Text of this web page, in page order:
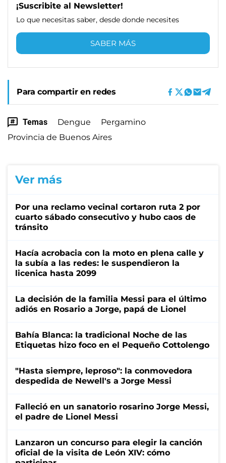
¡Suscribite al Newsletter!
Lo que necesitas saber, desde donde necesites
SABER MÁS
Para compartir en redes
Temas Dengue
Pergamino
Provincia de Buenos Aires
Ver más
Por una reclamo vecinal cortaron ruta 2 por
cuarto sábado consecutivo y hubo caos de
tránsito
Hacía acrobacia con la moto en plena calle y
la subía a las redes: le suspendieron la
licenica hasta 2099
La decisión de la familia Messi para el último
adiós en Rosario a Jorge, papá de Lionel
Bahía Blanca: la tradicional Noche de las
Etiquetas hizo foco en el Pequeño Cottolengo
"Hasta siempre, leproso": la conmovedora
despedida de Newell's a Jorge Messi
Falleció en un sanatorio rosarino Jorge Messi,
el padre de Lionel Messi
Lanzaron un concurso para elegir la canción
oficial de la visita de León XIV: cómo